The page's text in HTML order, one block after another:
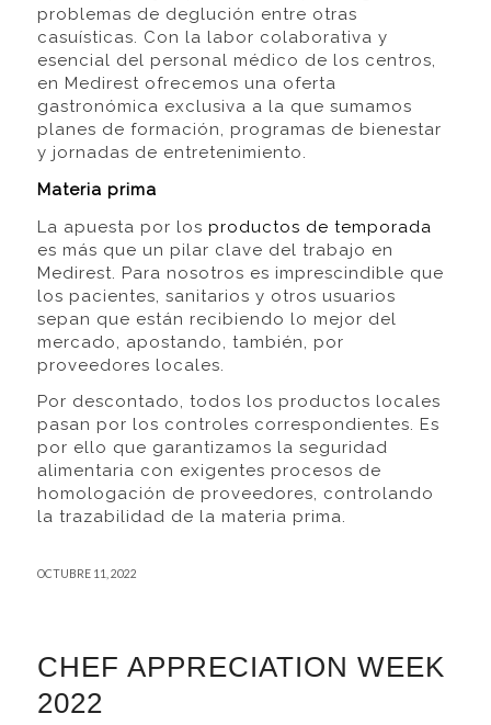
problemas de deglución entre otras
casuísticas. Con la labor colaborativa y
esencial del personal médico de los centros,
en Medirest ofrecemos una oferta
gastronómica exclusiva a la que sumamos
planes de formación, programas de bienestar
y jornadas de entretenimiento.
Materia prima
La apuesta por los productos de temporada
es más que un pilar clave del trabajo en
Medirest. Para nosotros es imprescindible que
los pacientes, sanitarios y otros usuarios
sepan que están recibiendo lo mejor del
mercado, apostando, también, por
proveedores locales.
Por descontado, todos los productos locales
pasan por los controles correspondientes. Es
por ello que garantizamos la seguridad
alimentaria con exigentes procesos de
homologación de proveedores, controlando
la trazabilidad de la materia prima.
OCTUBRE 11, 2022
CHEF APPRECIATION WEEK
2022